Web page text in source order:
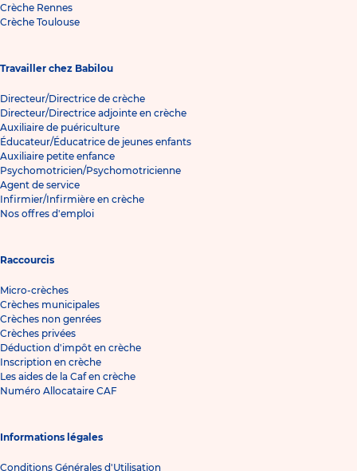
Crèche Rennes
Crèche Toulouse
Travailler chez Babilou
Directeur/Directrice de crèche
Directeur/Directrice adjointe en crèche
Auxiliaire de puériculture
Éducateur/Éducatrice de jeunes enfants
Auxiliaire petite enfance
Psychomotricien/Psychomotricienne
Agent de service
Infirmier/Infirmière en crèche
Nos offres d'emploi
Raccourcis
Micro-crèches
Crèches municipales
Crèches non genrées
Crèches privées
Déduction d'impôt en crèche
Inscription en crèche
Les aides de la Caf en crèche
Numéro Allocataire CAF
Informations légales
Conditions Générales d'Utilisation